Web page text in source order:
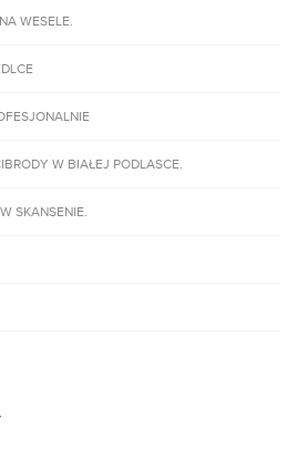
WESELE.
W BIAŁEJ PODLASCE.
SKANSENIE.